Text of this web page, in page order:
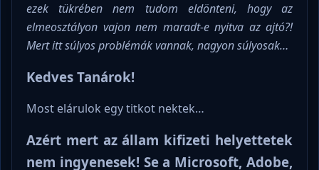
ezek tükrében nem tudom eldönteni, hogy az
elmeosztályon vajon nem maradt-e nyitva az ajtó?!
Mert itt súlyos problémák vannak, nagyon súlyosak…
Kedves Tanárok!
Most elárulok egy titkot nektek…
Azért mert az állam kifizeti helyettetek
nem ingyenesek! Se a Microsoft, Adobe,